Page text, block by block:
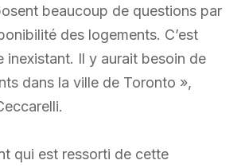
beaucoup de questions par
des logements. C’est
inexistant. Il y aurait besoin de
dans la ville de Toronto »,
qui est ressorti de cette